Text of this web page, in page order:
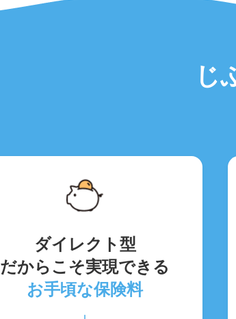
じ
ダイレクト型
だからこそ実現できる
お手頃な保険料